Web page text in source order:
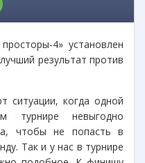
4» установлен
результат против
ситуации, когда одной
турнире невыгодно
чтобы не попасть в
Так и у нас в турнире